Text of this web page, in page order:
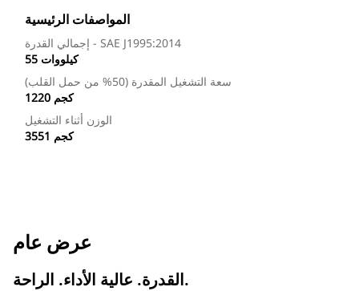
المواصفات الرئيسية
إجمالي القدرة - SAE J1995:2014
55 كيلووات
سعة التشغيل المقدرة (50% من حمل القلب)
1220 كجم
الوزن أثناء التشغيل
3551 كجم
عرض عام
القدرة. عالية الأداء. الراحة.